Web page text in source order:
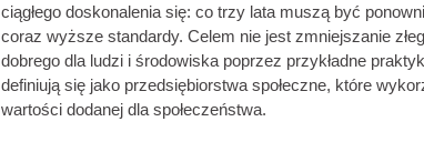
ciągłego doskonalenia się: co trzy lata muszą być
coraz wyższe standardy. Celem nie jest zmniejszanie
dobrego dla ludzi i środowiska poprzez przykładne
definiują się jako przedsiębiorstwa społeczne, które
wartości dodanej dla społeczeństwa.